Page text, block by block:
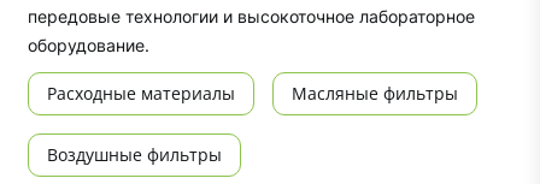
передовые технологии и высокоточное лабораторное
оборудование.
Расходные материалы Масляные фильтры
Воздушные фильтры